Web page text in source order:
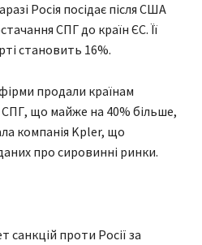
Росія посідає після США
СПГ до країн ЄС. Її
становить 16%.
продали країнам
що майже на 40% більше,
компанія Kpler, що
про сировинні ринки.
санкцій проти Росії за